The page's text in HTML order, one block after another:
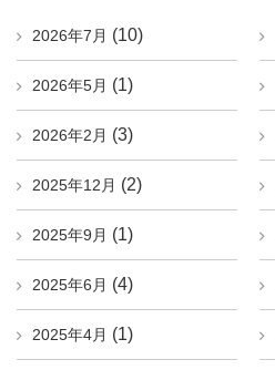
2026年7月 (10)
2026年5月 (1)
2026年2月 (3)
2025年12月 (2)
2025年9月 (1)
2025年6月 (4)
2025年4月 (1)